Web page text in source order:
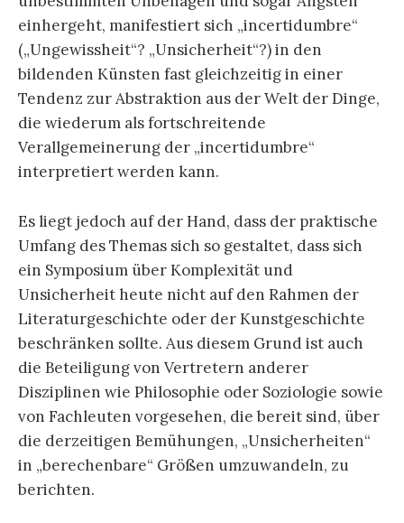
einhergeht, manifestiert sich „incertidumbre“
(„Ungewissheit“? „Unsicherheit“?) in den
bildenden Künsten fast gleichzeitig in einer
Tendenz zur Abstraktion aus der Welt der Dinge,
die wiederum als fortschreitende
Verallgemeinerung der „incertidumbre“
interpretiert werden kann.
Es liegt jedoch auf der Hand, dass der praktische
Umfang des Themas sich so gestaltet, dass sich
ein Symposium über Komplexität und
Unsicherheit heute nicht auf den Rahmen der
Literaturgeschichte oder der Kunstgeschichte
beschränken sollte. Aus diesem Grund ist auch
die Beteiligung von Vertretern anderer
Disziplinen wie Philosophie oder Soziologie sowie
von Fachleuten vorgesehen, die bereit sind, über
die derzeitigen Bemühungen, „Unsicherheiten“
in „berechenbare“ Größen umzuwandeln, zu
berichten.